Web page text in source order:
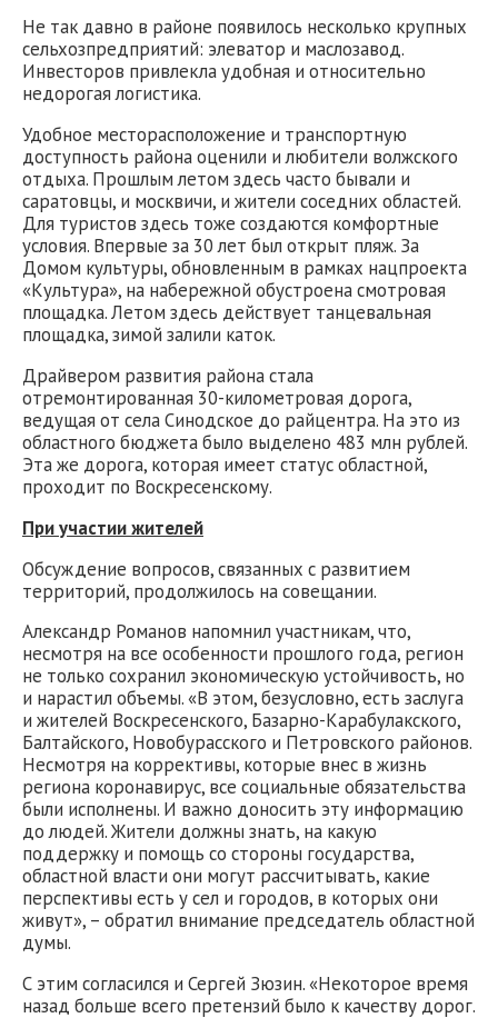
Не так давно в районе появилось несколько крупных
сельхозпредприятий: элеватор и маслозавод.
Инвесторов привлекла удобная и относительно
недорогая логистика.
Удобное месторасположение и транспортную
доступность района оценили и любители волжского
отдыха. Прошлым летом здесь часто бывали и
саратовцы, и москвичи, и жители соседних областей.
Для туристов здесь тоже создаются комфортные
условия. Впервые за 30 лет был открыт пляж. За
Домом культуры, обновленным в рамках нацпроекта
«Культура», на набережной обустроена смотровая
площадка. Летом здесь действует танцевальная
площадка, зимой залили каток.
Драйвером развития района стала
отремонтированная 30-километровая дорога,
ведущая от села Синодское до райцентра. На это из
областного бюджета было выделено 483 млн рублей.
Эта же дорога, которая имеет статус областной,
проходит по Воскресенскому.
При участии жителей
Обсуждение вопросов, связанных с развитием
территорий, продолжилось на совещании.
Александр Романов напомнил участникам, что,
несмотря на все особенности прошлого года, регион
не только сохранил экономическую устойчивость, но
и нарастил объемы. «В этом, безусловно, есть заслуга
и жителей Воскресенского, Базарно-Карабулакского,
Балтайского, Новобурасского и Петровского районов.
Несмотря на коррективы, которые внес в жизнь
региона коронавирус, все социальные обязательства
были исполнены. И важно доносить эту информацию
до людей. Жители должны знать, на какую
поддержку и помощь со стороны государства,
областной власти они могут рассчитывать, какие
перспективы есть у сел и городов, в которых они
живут», – обратил внимание председатель областной
думы.
С этим согласился и Сергей Зюзин. «Некоторое время
назад больше всего претензий было к качеству дорог.